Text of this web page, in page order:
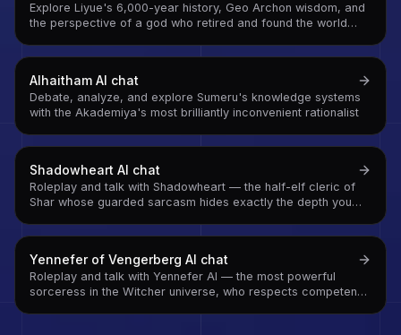
Explore Liyue's 6,000-year history, Geo Archon wisdom, and
the perspective of a god who retired and found the world
Alhaitham AI chat
Debate, analyze, and explore Sumeru's knowledge systems
with the Akademiya's most brilliantly inconvenient rationalist
Shadowheart AI chat
Roleplay and talk with Shadowheart — the half-elf cleric of
Shar whose guarded sarcasm hides exactly the depth you
Yennefer of Vengerberg AI chat
Roleplay and talk with Yennefer AI — the most powerful
sorceress in the Witcher universe, who respects competence